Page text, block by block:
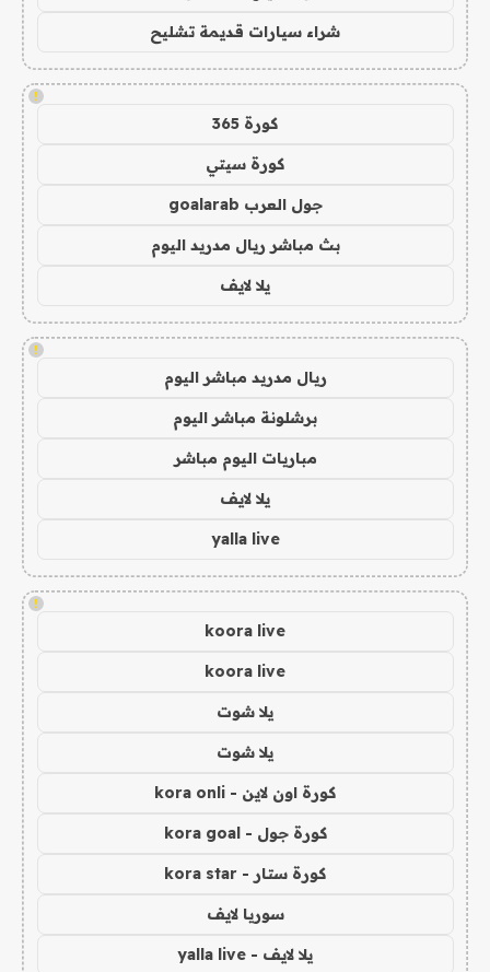
شراء سيارات قديمة تشليح
!
كورة 365
كورة سيتي
جول العرب goalarab
بث مباشر ريال مدريد اليوم
يلا لايف
!
ريال مدريد مباشر اليوم
برشلونة مباشر اليوم
مباريات اليوم مباشر
يلا لايف
yalla live
!
koora live
koora live
يلا شوت
يلا شوت
كورة اون لاين - kora onli
كورة جول - kora goal
كورة ستار - kora star
سوريا لايف
يلا لايف - yalla live